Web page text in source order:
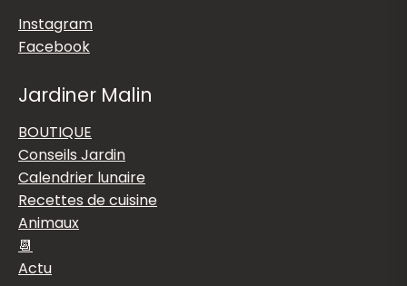
Instagram
Facebook
Jardiner Malin
BOUTIQUE
Conseils Jardin
Calendrier lunaire
Recettes de cuisine
Animaux
📆
Actu